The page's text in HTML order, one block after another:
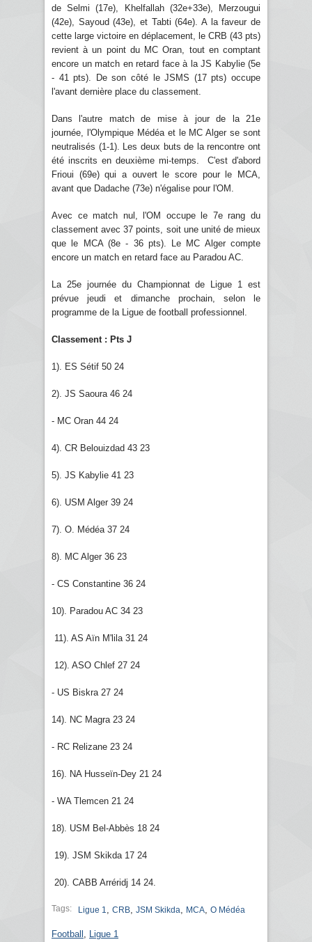
de Selmi (17e), Khelfallah (32e+33e), Merzougui
(42e), Sayoud (43e), et Tabti (64e). A la faveur de
cette large victoire en déplacement, le CRB (43 pts)
revient à un point du MC Oran, tout en comptant
encore un match en retard face à la JS Kabylie (5e
- 41 pts). De son côté le JSMS (17 pts) occupe
l'avant dernière place du classement.
Dans l'autre match de mise à jour de la 21e
journée, l'Olympique Médéa et le MC Alger se sont
neutralisés (1-1). Les deux buts de la rencontre ont
été inscrits en deuxième mi-temps. C'est d'abord
Frioui (69e) qui a ouvert le score pour le MCA,
avant que Dadache (73e) n'égalise pour l'OM.
Avec ce match nul, l'OM occupe le 7e rang du
classement avec 37 points, soit une unité de mieux
que le MCA (8e - 36 pts). Le MC Alger compte
encore un match en retard face au Paradou AC.
La 25e journée du Championnat de Ligue 1 est
prévue jeudi et dimanche prochain, selon le
programme de la Ligue de football professionnel.
Classement : Pts J
1). ES Sétif 50 24
2). JS Saoura 46 24
- MC Oran 44 24
4). CR Belouizdad 43 23
5). JS Kabylie 41 23
6). USM Alger 39 24
7). O. Médéa 37 24
8). MC Alger 36 23
- CS Constantine 36 24
10). Paradou AC 34 23
11). AS Aïn M'lila 31 24
12). ASO Chlef 27 24
- US Biskra 27 24
14). NC Magra 23 24
- RC Relizane 23 24
16). NA Husseïn-Dey 21 24
- WA Tlemcen 21 24
18). USM Bel-Abbès 18 24
19). JSM Skikda 17 24
20). CABB Arréridj 14 24.
Tags: Ligue 1 CRB JSM Skikda MCA O Médéa
Football Ligue 1